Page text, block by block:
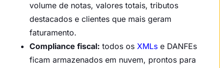
volume de notas, valores totais, tributos
destacados e clientes que mais geram
faturamento.
Compliance fiscal: todos os XMLs e DANFEs
ficam armazenados em nuvem, prontos para